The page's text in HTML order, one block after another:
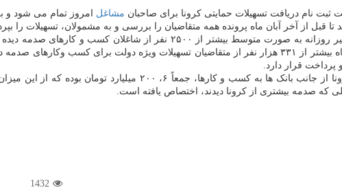
ثبت نام دریافت تسهیلات حمایتی کرونا برای صاحبان مشاغل امروز تمام می شود و
قبل از آخر آبان ماه پرونده همه متقاضیان را بررسی و به مشمولان، تسهیلات را
آمارها نشان داده است که در هفته های اخیر روزانه به صورت
اعتبارات بانک مرکزی تا آخر روز ۲۸ مهرماه بیشتر از ۳۳۱ هزار نفر از متقاضیان تسهیلات
1432